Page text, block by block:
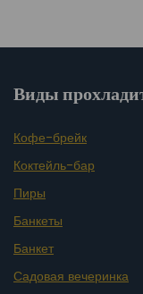
Виды
Кофе-брейк
Коктейль-бар
Пиры
Банкеты
Банкет
Садовая вечеринка